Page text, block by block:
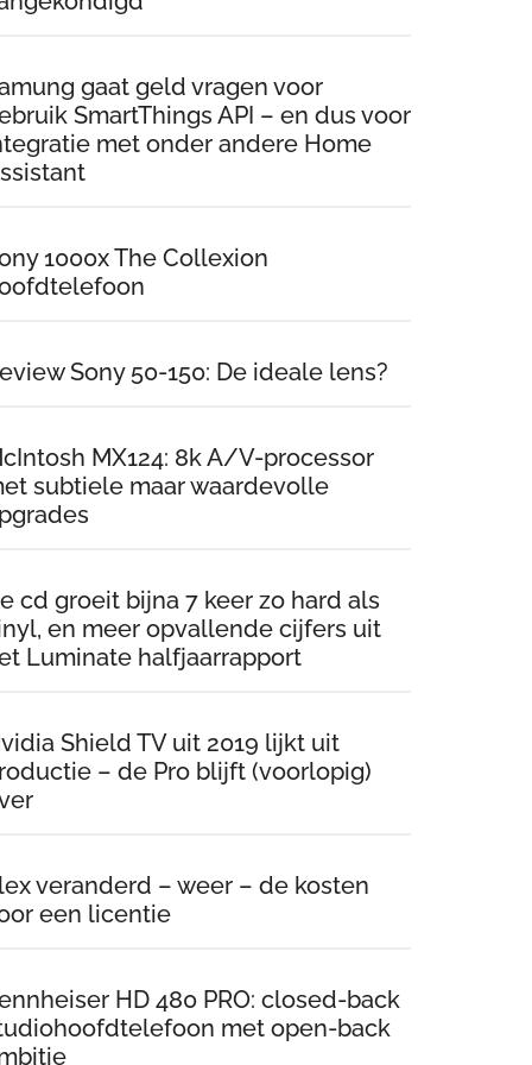
gaat geld vragen voor
SmartThings API – en dus voor
met onder andere Home
1000x The Collexion
Sony 50-150: De ideale lens?
MX124: 8k A/V-processor
subtiele maar waardevolle
cd groeit bijna 7 keer zo hard als
en meer opvallende cijfers uit
Luminate halfjaarrapport
Shield TV uit 2019 lijkt uit
– de Pro blijft (voorlopig)
veranderd – weer – de kosten
een licentie
HD 480 PRO: closed-back
met open-back